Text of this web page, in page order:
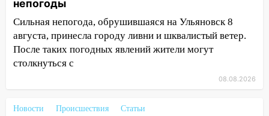
после шторма: поваленные деревья и
затопленные улицы
14:28 Ураган вырвал остановку на улице
Деева в Заволжье
дождавшись коммунальщиков
непогоды
Сильная непогода, обрушившаяся на Ульяновск 8
августа, принесла городу ливни и шквалистый ветер.
После таких погодных явлений жители могут
столкнуться с
08.08.2026
Новости Происшествия
Статьи